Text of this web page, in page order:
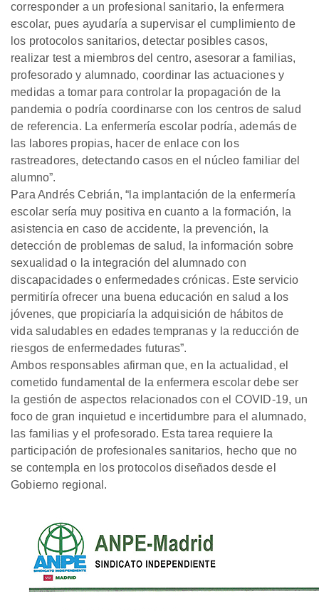
corresponder a un profesional sanitario, la enfermera
escolar, pues ayudaría a supervisar el cumplimiento de
los protocolos sanitarios, detectar posibles casos,
realizar test a miembros del centro, asesorar a familias,
profesorado y alumnado, coordinar las actuaciones y
medidas a tomar para controlar la propagación de la
pandemia o podría coordinarse con los centros de salud
de referencia. La enfermería escolar podría, además de
las labores propias, hacer de enlace con los
rastreadores, detectando casos en el núcleo familiar del
alumno”.
Para Andrés Cebrián, “la implantación de la enfermería
escolar sería muy positiva en cuanto a la formación, la
asistencia en caso de accidente, la prevención, la
detección de problemas de salud, la información sobre
sexualidad o la integración del alumnado con
discapacidades o enfermedades crónicas. Este servicio
permitiría ofrecer una buena educación en salud a los
jóvenes, que propiciaría la adquisición de hábitos de
vida saludables en edades tempranas y la reducción de
riesgos de enfermedades futuras”.
Ambos responsables afirman que, en la actualidad, el
cometido fundamental de la enfermera escolar debe ser
la gestión de aspectos relacionados con el COVID-19, un
foco de gran inquietud e incertidumbre para el alumnado,
las familias y el profesorado. Esta tarea requiere la
participación de profesionales sanitarios, hecho que no
se contempla en los protocolos diseñados desde el
Gobierno regional.